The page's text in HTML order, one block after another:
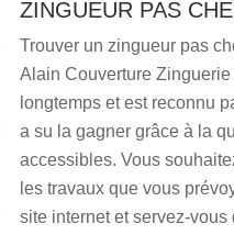
ZINGUEUR PAS
Trouver un zingueur pas
Alain Couverture
longtemps et est reconnu
a su la gagner grâce à la
accessibles. Vous
les travaux que vous
site internet et servez-